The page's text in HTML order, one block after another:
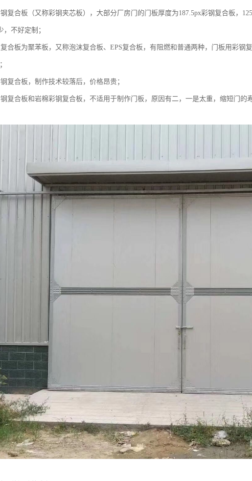
复合板（又称彩钢夹芯板），大部分厂房门的门板厚度为187.5px彩钢复合板，
，不好定制；
合板为聚苯板，又称泡沫复合板、EPS复合板，有阻燃和普通两种，门板用彩钢
复合板，制作技术较落后，价格昂贵；
复合板和岩棉彩钢复合板，不适用于制作门板，原因有二，一是太重，缩短门的